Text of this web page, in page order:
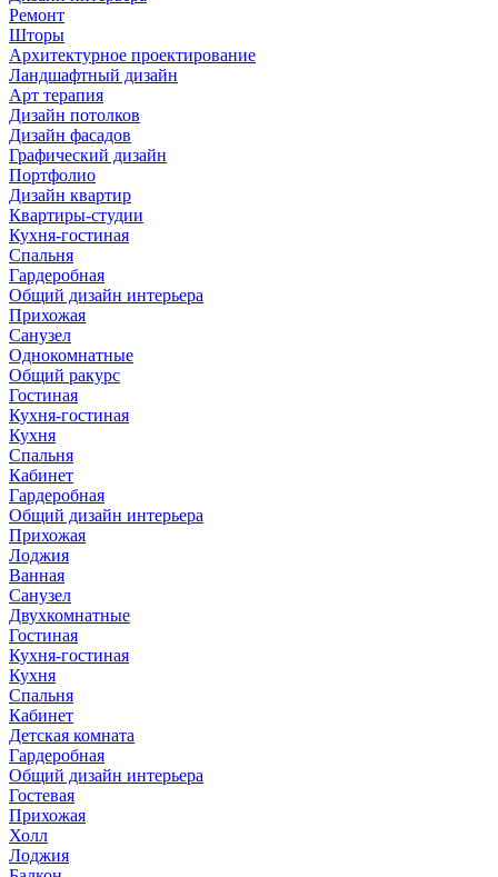
Ремонт
Шторы
Архитектурное проектирование
Ландшафтный дизайн
Арт терапия
Дизайн потолков
Дизайн фасадов
Графический дизайн
Портфолио
Дизайн квартир
Квартиры-студии
Кухня-гостиная
Спальня
Гардеробная
Общий дизайн интерьера
Прихожая
Санузел
Однокомнатные
Общий ракурс
Гостиная
Кухня-гостиная
Кухня
Спальня
Кабинет
Гардеробная
Общий дизайн интерьера
Прихожая
Лоджия
Ванная
Санузел
Двухкомнатные
Гостиная
Кухня-гостиная
Кухня
Спальня
Кабинет
Детская комната
Гардеробная
Общий дизайн интерьера
Гостевая
Прихожая
Холл
Лоджия